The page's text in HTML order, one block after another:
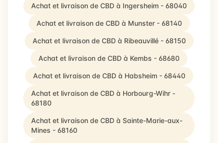
Achat et livraison de CBD à Ingersheim - 68040
Achat et livraison de CBD à Munster - 68140
Achat et livraison de CBD à Ribeauvillé - 68150
Achat et livraison de CBD à Kembs - 68680
Achat et livraison de CBD à Habsheim - 68440
Achat et livraison de CBD à Horbourg-Wihr -
68180
Achat et livraison de CBD à Sainte-Marie-aux-
Mines - 68160